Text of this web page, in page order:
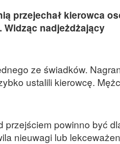
przejechał kierowca
Widząc nadjeżdżający
ze świadków.
ustalili kierowcę.
przejściem powinno być
nieuwagi lub